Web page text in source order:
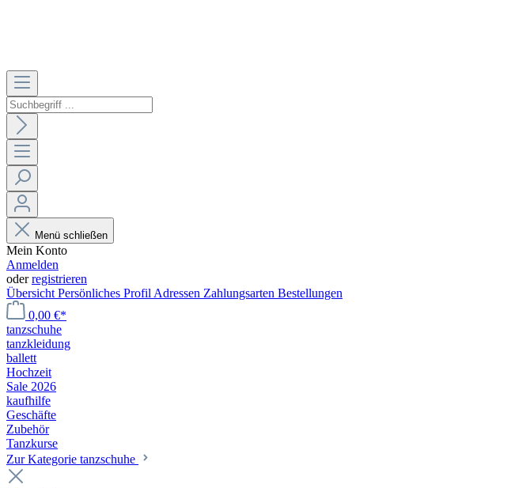
Menü schließen
Mein Konto
Anmelden
oderregistrieren
Übersicht Persönliches Profil Adressen Zahlungsarten Bestellungen
0,00 €*
tanzschuhe
tanzkleidung
ballett
Hochzeit
Sale 2026
kaufhilfe
Geschäfte
Zubehör
Tanzkurse
Zur Kategorie tanzschuhe